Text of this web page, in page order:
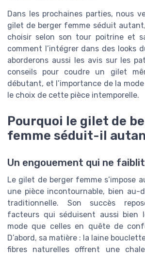
Dans les prochaines parties, nous
gilet de berger femme séduit
choisir selon son tour poitrine et
comment l’intégrer dans des looks
aborderons aussi les avis sur les
conseils pour coudre un gilet
débutant, et l’importance de la
le choix de cette pièce intemporelle.
Pourquoi le gilet de
femme séduit-il
Un engouement qui ne
Le gilet de berger femme s’impose
une pièce incontournable, bien au-
traditionnelle. Son succès
facteurs qui séduisent aussi bien
mode que celles en quête de
D’abord, sa matière : la laine
fibres naturelles offrent une